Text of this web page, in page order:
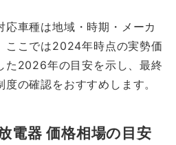
応車種は地域・時期・メーカ
ここでは2024年時点の実勢価
た2026年の目安を示し、最終
の確認をおすすめします。
電器 価格相場の目安